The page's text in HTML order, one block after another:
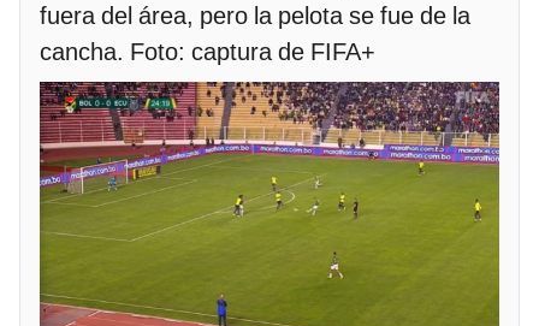
fuera del área, pero la pelota se fue de la
cancha. Foto: captura de FIFA+